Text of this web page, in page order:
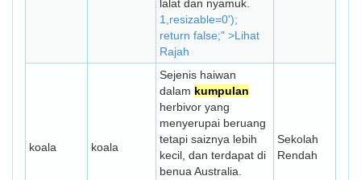
lalat dan nyamuk.
1,resizable=0');
return false;" >Lihat
Rajah
koala koala
Sejenis haiwan
dalam kumpulan
herbivor yang
menyerupai beruang
tetapi saiznya lebih
kecil, dan terdapat di
benua Australia.
Sekolah
Rendah